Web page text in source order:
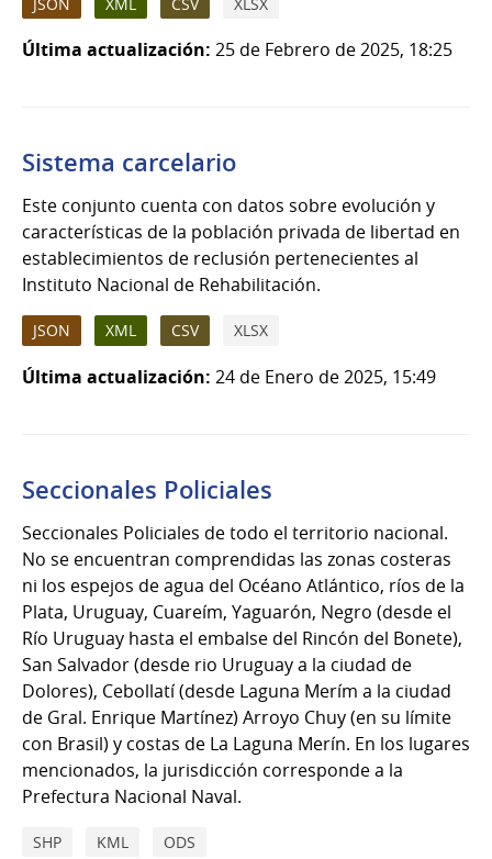
Última actualización: 25 de Febrero de 2025, 18:25
Sistema carcelario
Este conjunto cuenta con datos sobre evolución y
características de la población privada de libertad en
establecimientos de reclusión pertenecientes al
Instituto Nacional de Rehabilitación.
JSON XML CSV XLSX
Última actualización: 24 de Enero de 2025, 15:49
Seccionales Policiales
Seccionales Policiales de todo el territorio nacional.
No se encuentran comprendidas las zonas costeras
ni los espejos de agua del Océano Atlántico, ríos de la
Plata, Uruguay, Cuareím, Yaguarón, Negro (desde el
Río Uruguay hasta el embalse del Rincón del Bonete),
San Salvador (desde rio Uruguay a la ciudad de
Dolores), Cebollatí (desde Laguna Merím a la ciudad
de Gral. Enrique Martínez) Arroyo Chuy (en su límite
con Brasil) y costas de La Laguna Merín. En los lugares
mencionados, la jurisdicción corresponde a la
Prefectura Nacional Naval.
SHP KML ODS